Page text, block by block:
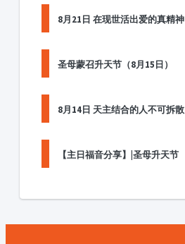
8月21日 在现世活出爱的真精神
圣母蒙召升天节（8月15日）
8月14日 天主结合的人不可拆散
【主日福音分享】|圣母升天节